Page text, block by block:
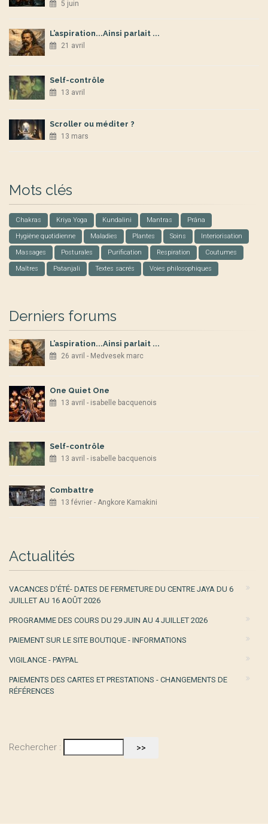
5 juin
L’aspiration...Ainsi parlait ...
21 avril
Self-contrôle
13 avril
Scroller ou méditer ?
13 mars
Mots clés
Chakras Kriya Yoga Kundalini Mantras Prâna
Hygiène quotidienne Maladies Plantes Soins Interiorisation
Massages Posturales Purification Respiration Coutumes
Maîtres Patanjali Textes sacrés Voies philosophiques
Derniers forums
L’aspiration...Ainsi parlait ...
26 avril - Medvesek marc
One Quiet One
13 avril - isabelle bacquenois
Self-contrôle
13 avril - isabelle bacquenois
Combattre
13 février - Angkore Kamakini
Actualités
VACANCES D’ÉTÉ- DATES DE FERMETURE DU CENTRE JAYA DU 6
JUILLET AU 16 AOÛT 2026
PROGRAMME DES COURS DU 29 JUIN AU 4 JUILLET 2026
PAIEMENT SUR LE SITE BOUTIQUE - INFORMATIONS
VIGILANCE - PAYPAL
PAIEMENTS DES CARTES ET PRESTATIONS - CHANGEMENTS DE
RÉFÉRENCES
Rechercher :